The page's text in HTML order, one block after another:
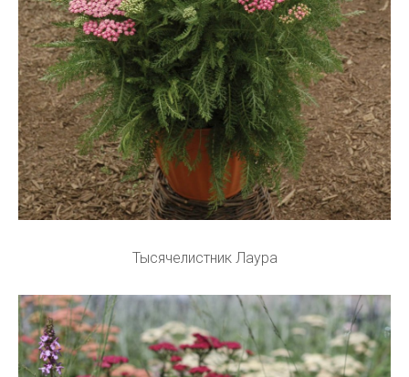
Тысячелистник Лаура